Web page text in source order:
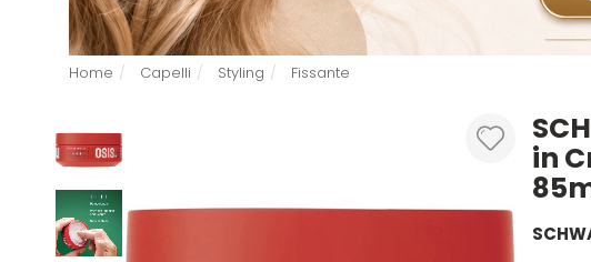
Home Capelli Styling Fissante
in